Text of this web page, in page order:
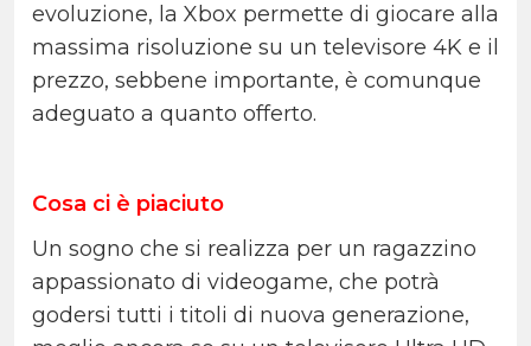
evoluzione, la Xbox permette di giocare alla
massima risoluzione su un televisore 4K e il
prezzo, sebbene importante, è comunque
adeguato a quanto offerto.
Cosa ci è piaciuto
Un sogno che si realizza per un ragazzino
appassionato di videogame, che potrà
godersi tutti i titoli di nuova generazione,